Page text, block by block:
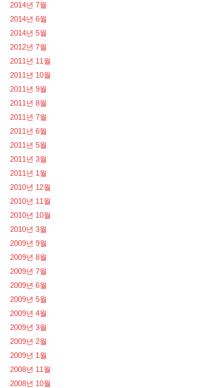
2014년 7월
2014년 6월
2014년 5월
2012년 7월
2011년 11월
2011년 10월
2011년 9월
2011년 8월
2011년 7월
2011년 6월
2011년 5월
2011년 3월
2011년 1월
2010년 12월
2010년 11월
2010년 10월
2010년 3월
2009년 9월
2009년 8월
2009년 7월
2009년 6월
2009년 5월
2009년 4월
2009년 3월
2009년 2월
2009년 1월
2008년 11월
2008년 10월